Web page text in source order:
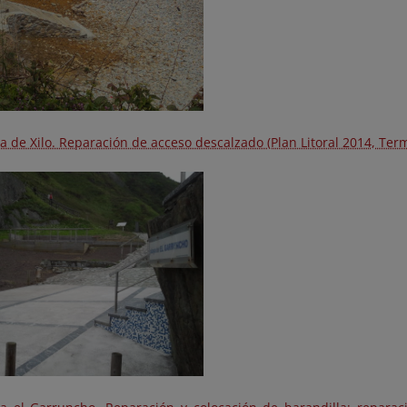
de Xilo. Reparación de acceso descalzado (Plan Litoral 2014,